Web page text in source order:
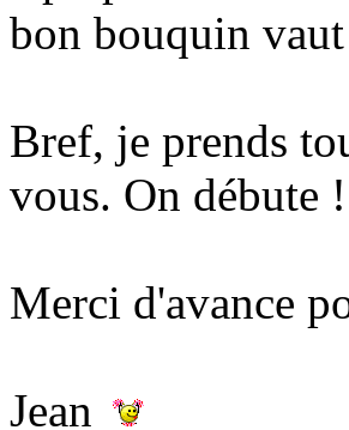
bon bouquin
Bref, je prends
vous. On débute !
Merci d'avance
Jean